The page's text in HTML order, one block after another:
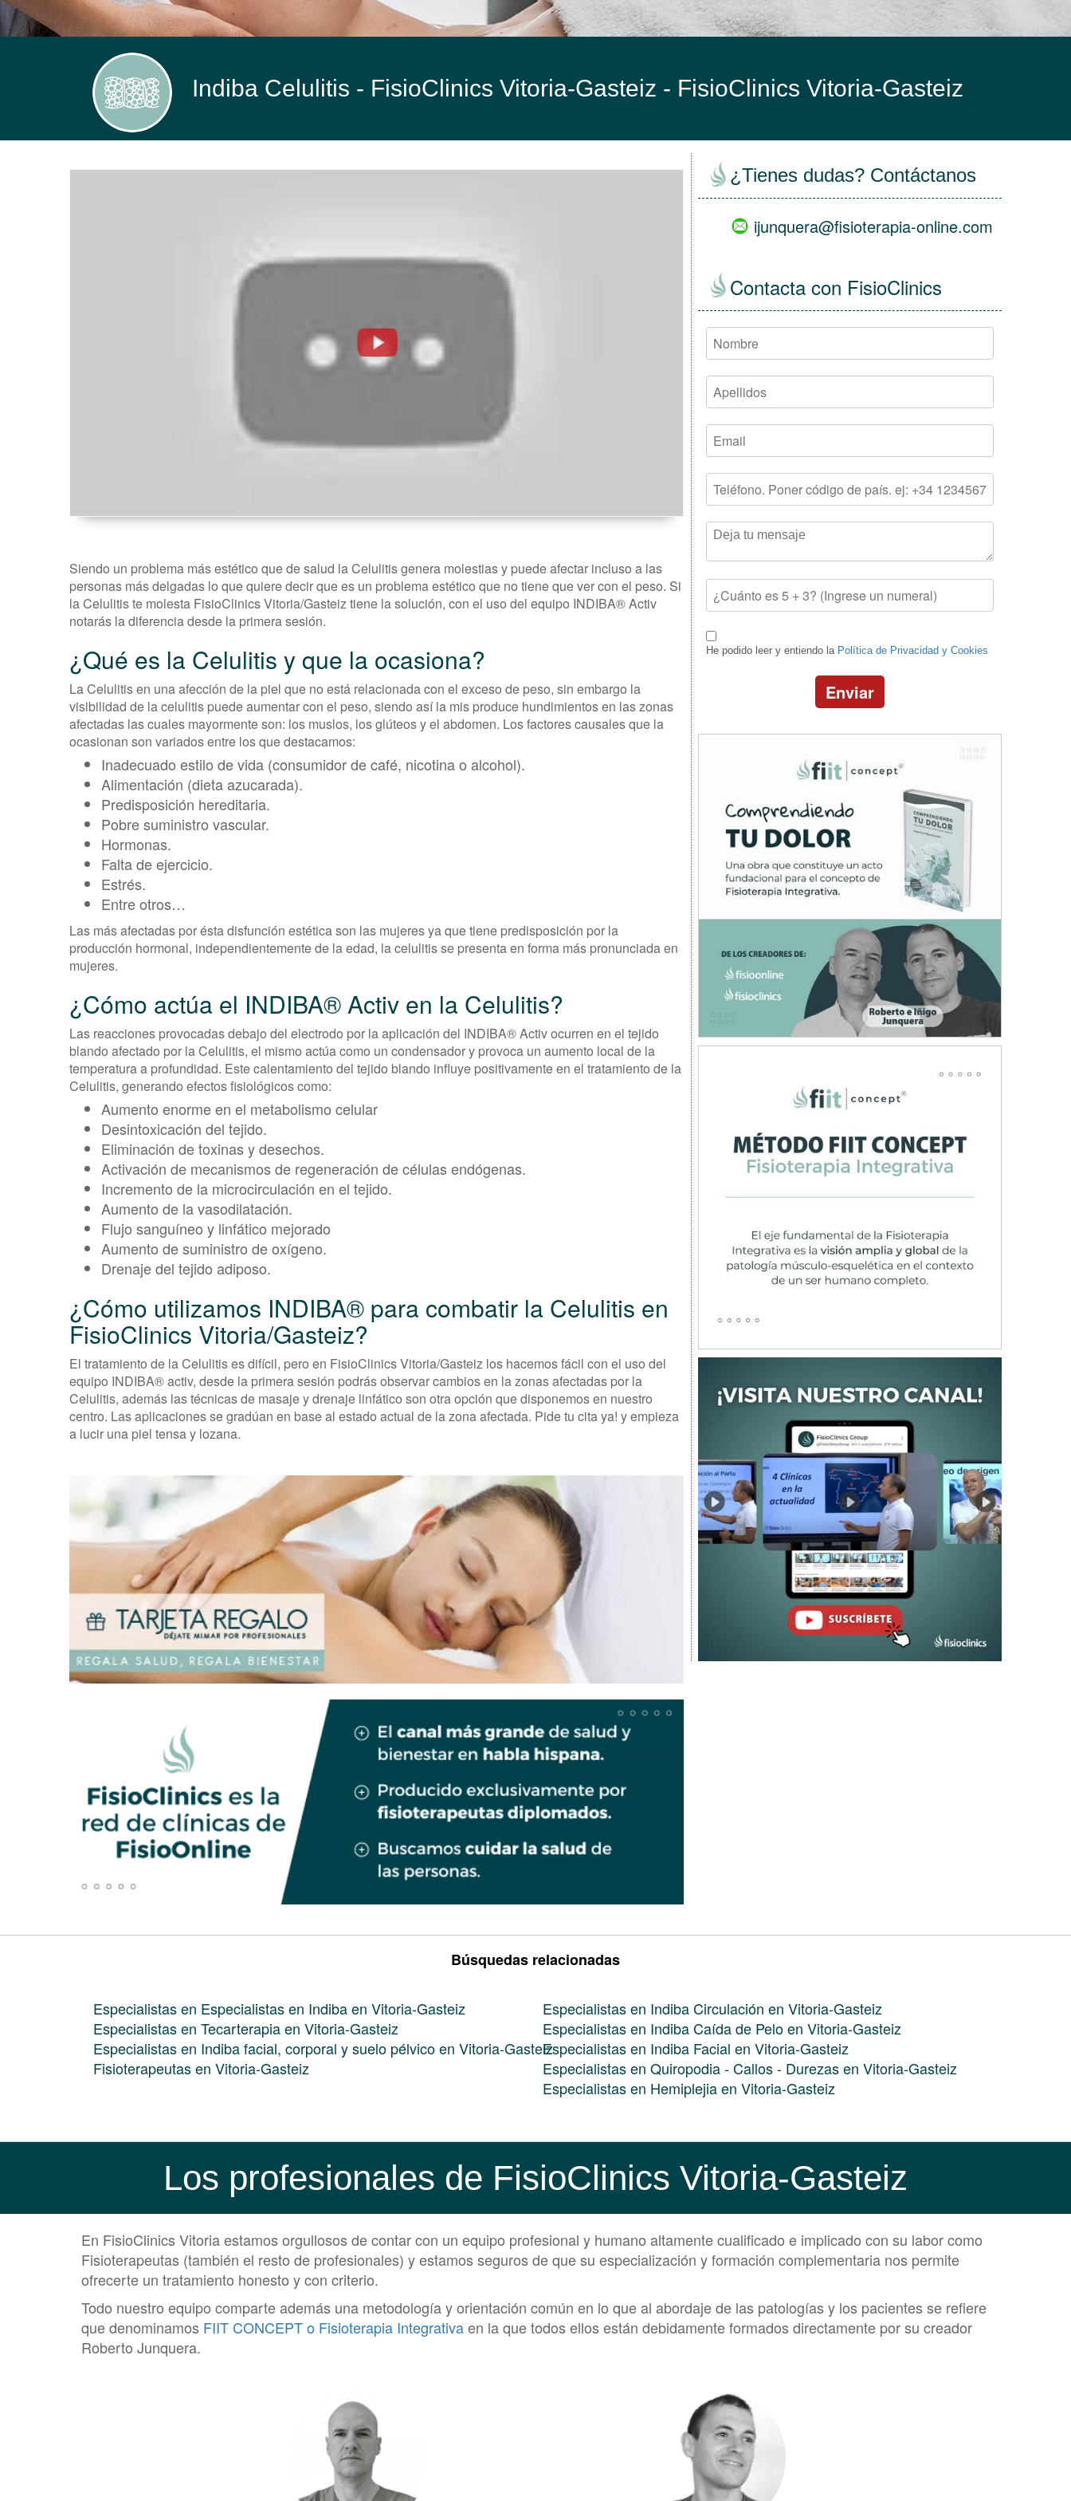
Indiba Celulitis - FisioClinics Vitoria-Gasteiz - FisioClinics Vitoria-Gasteiz
Siendo un problema más estético que de salud la Celulitis genera molestias y puede afectar incluso a las
personas más delgadas lo que quiere decir que es un problema estético que no tiene que ver con el peso. Si
la Celulitis te molesta FisioClinics Vitoria/Gasteiz tiene la solución, con el uso del equipo INDIBA® Activ
notarás la diferencia desde la primera sesión.
¿Qué es la Celulitis y que la ocasiona?
La Celulitis en una afección de la piel que no está relacionada con el exceso de peso, sin embargo la
visibilidad de la celulitis puede aumentar con el peso, siendo así la mis produce hundimientos en las zonas
afectadas las cuales mayormente son: los muslos, los glúteos y el abdomen. Los factores causales que la
ocasionan son variados entre los que destacamos:
Inadecuado estilo de vida (consumidor de café, nicotina o alcohol).
Alimentación (dieta azucarada).
Predisposición hereditaria.
Pobre suministro vascular.
Hormonas.
Falta de ejercicio.
Estrés.
Entre otros…
Las más afectadas por ésta disfunción estética son las mujeres ya que tiene predisposición por la
producción hormonal, independientemente de la edad, la celulitis se presenta en forma más pronunciada en
mujeres.
¿Cómo actúa el INDIBA® Activ en la Celulitis?
Las reacciones provocadas debajo del electrodo por la aplicación del INDIBA® Activ ocurren en el tejido
blando afectado por la Celulitis, el mismo actúa como un condensador y provoca un aumento local de la
temperatura a profundidad. Este calentamiento del tejido blando influye positivamente en el tratamiento de la
Celulitis, generando efectos fisiológicos como:
Aumento enorme en el metabolismo celular
Desintoxicación del tejido.
Eliminación de toxinas y desechos.
Activación de mecanismos de regeneración de células endógenas.
Incremento de la microcirculación en el tejido.
Aumento de la vasodilatación.
Flujo sanguíneo y linfático mejorado
Aumento de suministro de oxígeno.
Drenaje del tejido adiposo.
¿Cómo utilizamos INDIBA® para combatir la Celulitis en
FisioClinics Vitoria/Gasteiz?
El tratamiento de la Celulitis es difícil, pero en FisioClinics Vitoria/Gasteiz los hacemos fácil con el uso del
equipo INDIBA® activ, desde la primera sesión podrás observar cambios en la zonas afectadas por la
Celulitis, además las técnicas de masaje y drenaje linfático son otra opción que disponemos en nuestro
centro. Las aplicaciones se gradúan en base al estado actual de la zona afectada. Pide tu cita ya! y empieza
a lucir una piel tensa y lozana.
¿Tienes dudas? Contáctanos
ijunquera@fisioterapia-online.com
Contacta con FisioClinics
He podido leer y entiendo la Política de Privacidad y Cookies
Enviar
Búsquedas relacionadas
Especialistas en Especialistas en Indiba en Vitoria-Gasteiz
Especialistas en Tecarterapia en Vitoria-Gasteiz
Especialistas en Indiba facial, corporal y suelo pélvico en Vitoria-Gasteiz
Fisioterapeutas en Vitoria-Gasteiz
Especialistas en Indiba Circulación en Vitoria-Gasteiz
Especialistas en Indiba Caída de Pelo en Vitoria-Gasteiz
Especialistas en Indiba Facial en Vitoria-Gasteiz
Especialistas en Quiropodia - Callos - Durezas en Vitoria-Gasteiz
Especialistas en Hemiplejia en Vitoria-Gasteiz
Los profesionales de FisioClinics Vitoria-Gasteiz
En FisioClinics Vitoria estamos orgullosos de contar con un equipo profesional y humano altamente cualificado e implicado con su labor como
Fisioterapeutas (también el resto de profesionales) y estamos seguros de que su especialización y formación complementaria nos permite
ofrecerte un tratamiento honesto y con criterio.
Todo nuestro equipo comparte además una metodología y orientación común en lo que al abordaje de las patologías y los pacientes se refiere
que denominamos FIIT CONCEPT o Fisioterapia Integrativaen la que todos ellos están debidamente formados directamente por su creador
Roberto Junquera.